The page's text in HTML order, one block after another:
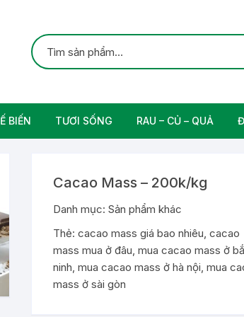
BIẾN TƯƠI SỐNG
Thịt bò tươi sạch
RAU – CỦ – QUẢ
Cacao Mass – 200k/kg
Danh mục: Sản phẩm khác
Thẻ: cacao mass giá bao nhiêu, cacao
mass mua ở đâu, mua cacao mass ở
ninh, mua cacao mass ở hà nội, mua
mass ở sài gòn